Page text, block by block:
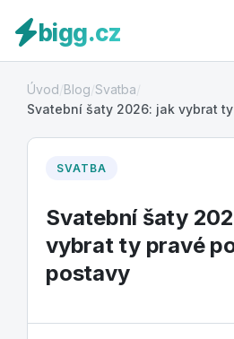
bigg.cz
Úvod Blog Svatba
Svatební šaty 2026: jak vybrat
SVATBA
Svatební šaty
vybrat ty pravé
postavy